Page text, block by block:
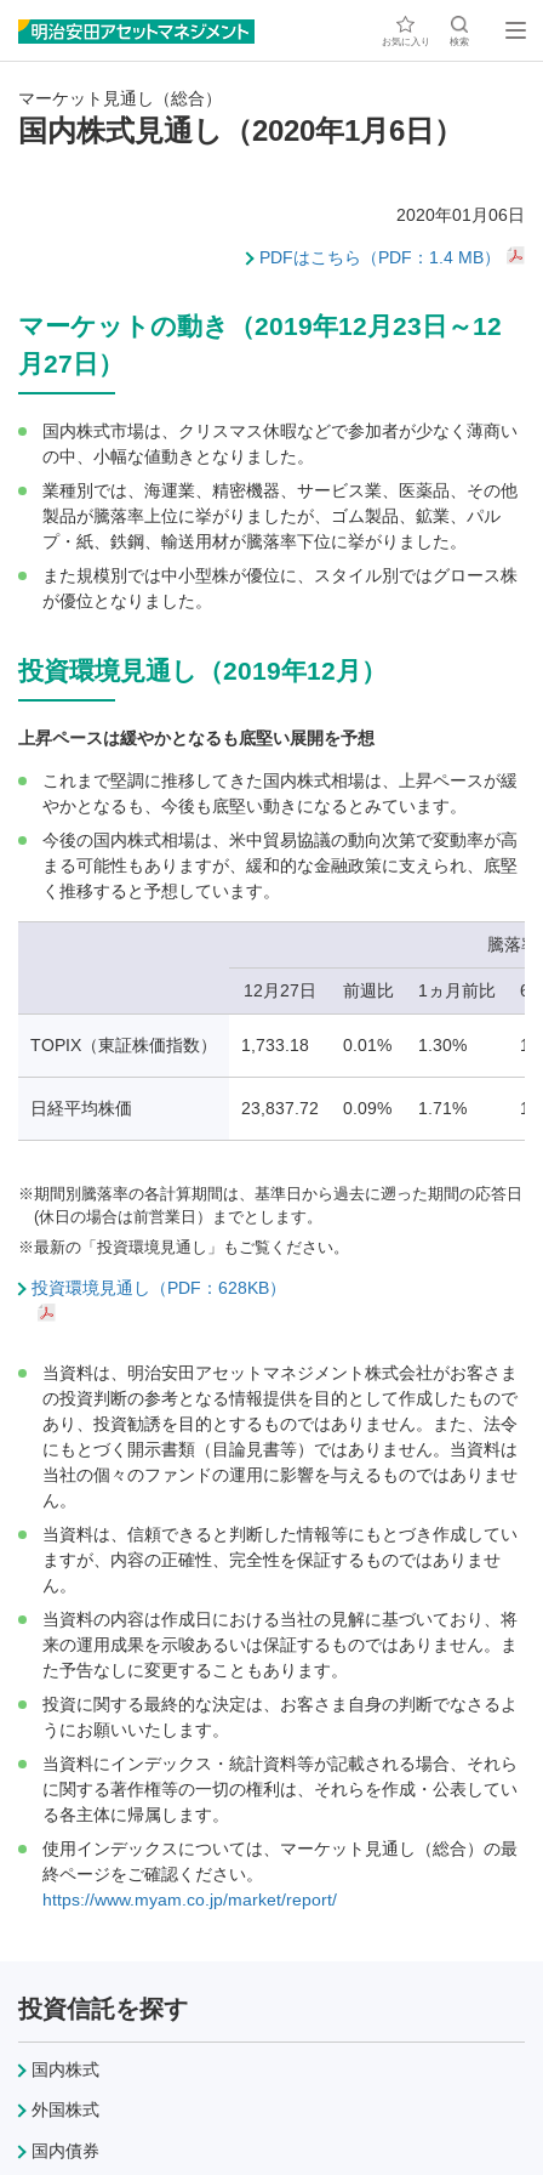
お気に入り 検索
マーケット見通し（総合）
国内株式見通し（2020年1月6日）
2020年01月06日
PDFはこちら（PDF：1.4 MB）
マーケットの動き（2019年12月23日～12
月27日）
国内株式市場は、クリスマス休暇などで参加者が少なく薄商い
の中、小幅な値動きとなりました。
業種別では、海運業、精密機器、サービス業、医薬品、その他
製品が騰落率上位に挙がりましたが、ゴム製品、鉱業、パル
プ・紙、鉄鋼、輸送用材が騰落率下位に挙がりました。
また規模別では中小型株が優位に、スタイル別ではグロース株
が優位となりました。
投資環境見通し（2019年12月）
上昇ペースは緩やかとなるも底堅い展開を予想
これまで堅調に推移してきた国内株式相場は、上昇ペースが緩
やかとなるも、今後も底堅い動きになるとみています。
今後の国内株式相場は、米中貿易協議の動向次第で変動率が高
まる可能性もありますが、緩和的な金融政策に支えられ、底堅
く推移すると予想しています。
騰落率
12月27日 前週比 1ヵ月前比 6
TOPIX（東証株価指数） 1,733.18 0.01% 1.30%
日経平均株価 23,837.72 0.09% 1.71%
※期間別騰落率の各計算期間は、基準日から過去に遡った期間の応答日
(休日の場合は前営業日）までとします。
※最新の「投資環境見通し」もご覧ください。
投資環境見通し（PDF：628KB）
当資料は、明治安田アセットマネジメント株式会社がお客さま
の投資判断の参考となる情報提供を目的として作成したもので
あり、投資勧誘を目的とするものではありません。また、法令
にもとづく開示書類（目論見書等）ではありません。当資料は
当社の個々のファンドの運用に影響を与えるものではありませ
ん。
当資料は、信頼できると判断した情報等にもとづき作成してい
ますが、内容の正確性、完全性を保証するものではありませ
ん。
当資料の内容は作成日における当社の見解に基づいており、将
来の運用成果を示唆あるいは保証するものではありません。ま
た予告なしに変更することもあります。
投資に関する最終的な決定は、お客さま自身の判断でなさるよ
うにお願いいたします。
当資料にインデックス・統計資料等が記載される場合、それら
に関する著作権等の一切の権利は、それらを作成・公表してい
る各主体に帰属します。
使用インデックスについては、マーケット見通し（総合）の最
終ページをご確認ください。
https://www.myam.co.jp/market/report/
投資信託を探す
国内株式
外国株式
国内債券